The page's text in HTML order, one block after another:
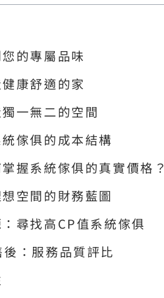
的專屬品味
康舒適的家
一無二的空間
傢俱的成本結構
握系統傢俱的真實價格？
空間的財務藍圖
尋找高CP值系統傢俱
：服務品質評比